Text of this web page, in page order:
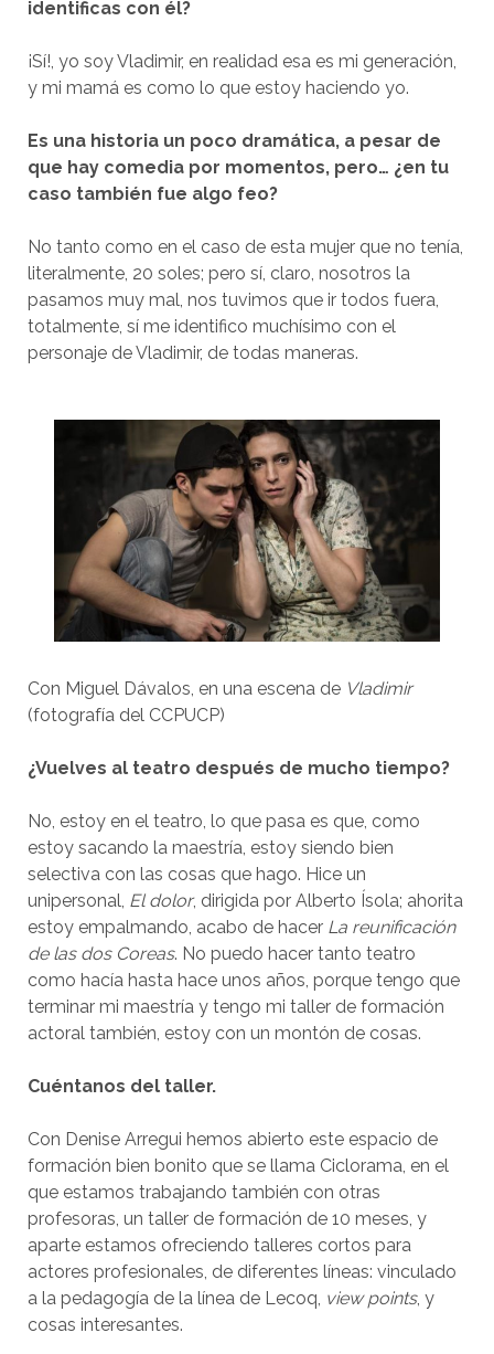
identificas con él?
¡Sí!, yo soy Vladimir, en realidad esa es mi generación,
y mi mamá es como lo que estoy haciendo yo.
Es una historia un poco dramática, a pesar de
que hay comedia por momentos, pero… ¿en tu
caso también fue algo feo?
No tanto como en el caso de esta mujer que no tenía,
literalmente, 20 soles; pero sí, claro, nosotros la
pasamos muy mal, nos tuvimos que ir todos fuera,
totalmente, sí me identifico muchísimo con el
personaje de Vladimir, de todas maneras.
Con Miguel Dávalos, en una escena de Vladimir
(fotografía del CCPUCP)
¿Vuelves al teatro después de mucho tiempo?
No, estoy en el teatro, lo que pasa es que, como
estoy sacando la maestría, estoy siendo bien
selectiva con las cosas que hago. Hice un
unipersonal, El dolor, dirigida por Alberto Ísola; ahorita
estoy empalmando, acabo de hacerLa reunificación
de las dos Coreas. No puedo hacer tanto teatro
como hacía hasta hace unos años, porque tengo que
terminar mi maestría y tengo mi taller de formación
actoral también, estoy con un montón de cosas.
Cuéntanos del taller.
Con Denise Arregui hemos abierto este espacio de
formación bien bonito que se llama Ciclorama, en el
que estamos trabajando también con otras
profesoras, un taller de formación de 10 meses, y
aparte estamos ofreciendo talleres cortos para
actores profesionales, de diferentes líneas: vinculado
a la pedagogía de la línea de Lecoq, view points, y
cosas interesantes.